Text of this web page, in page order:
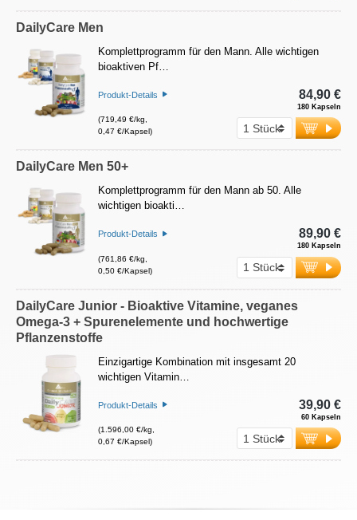
DailyCare Men
Komplettprogramm für den Mann. Alle wichtigen
bioaktiven Pf…
Produkt-Details
(719,49 €/kg,
0,47 €/Kapsel)
180 Kapseln
84,90 €
DailyCare Men 50+
Komplettprogramm für den Mann ab 50. Alle
wichtigen bioakti…
Produkt-Details
(761,86 €/kg,
0,50 €/Kapsel)
180 Kapseln
89,90 €
DailyCare Junior - Bioaktive Vitamine, veganes
Omega-3 + Spurenelemente und hochwertige
Pflanzenstoffe
Einzigartige Kombination mit insgesamt 20
wichtigen Vitamin…
Produkt-Details
(1.596,00 €/kg,
0,67 €/Kapsel)
60 Kapseln
39,90 €